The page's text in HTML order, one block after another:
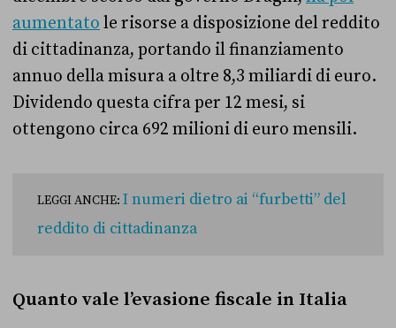
aumentato le risorse a disposizione del reddito
di cittadinanza, portando il finanziamento
annuo della misura a oltre 8,3 miliardi di euro.
Dividendo questa cifra per 12 mesi, si
ottengono circa 692 milioni di euro mensili.
LEGGI ANCHE: I numeri dietro ai “furbetti” del
reddito di cittadinanza
Quanto vale l’evasione fiscale in Italia